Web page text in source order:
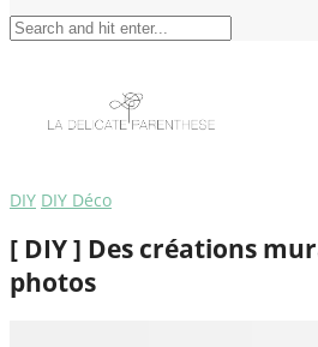
DIY DIY Déco
[ DIY ] Des créations
photos